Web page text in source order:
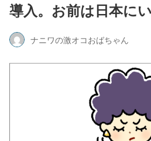
導入。お前は日本にい
ナニワの激オコおばちゃん